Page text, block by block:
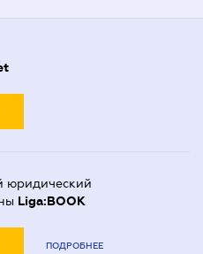
юридический
Liga:BOOK
ПОДРОБНЕЕ